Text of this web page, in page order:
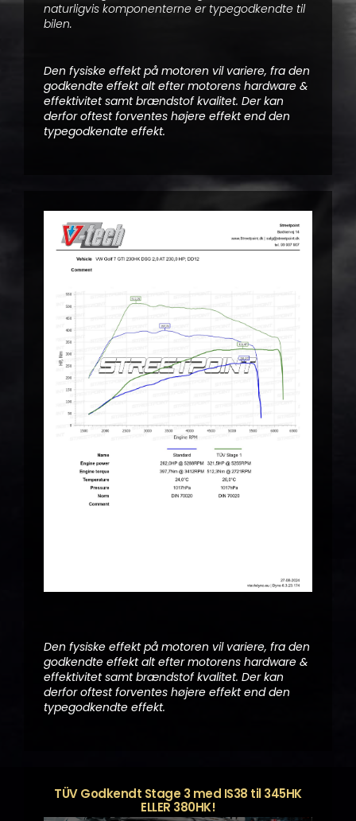
naturligvis komponenterne er typegodkendte til
bilen.
Den fysiske effekt på motoren vil variere, fra den
godkendte effekt alt efter motorens hardware &
effektivitet samt brændstof kvalitet. Der kan
derfor oftest forventes højere effekt end den
typegodkendte effekt.
Den fysiske effekt på motoren vil variere, fra den
godkendte effekt alt efter motorens hardware &
effektivitet samt brændstof kvalitet. Der kan
derfor oftest forventes højere effekt end den
typegodkendte effekt.
TÜV Godkendt Stage 3 med IS38 til 345HK
ELLER 380HK!